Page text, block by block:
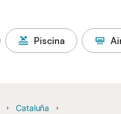
Piscina
Cataluña